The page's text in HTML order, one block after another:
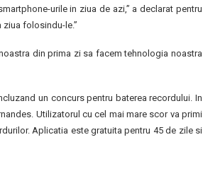
urile in ziua de azi,” a declarat pentru
folosindu-le.”
din prima zi sa facem tehnologia noastra
un concurs pentru baterea recordului. In
Utilizatorul cu cel mai mare scor va primi
Aplicatia este gratuita pentru 45 de zile si